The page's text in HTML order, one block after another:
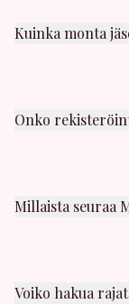
Kuinka monta
Onko
Millaista seuraa
Voiko hakua